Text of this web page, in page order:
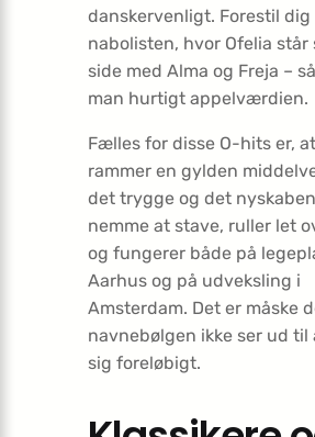
danskervenligt. Forestil dig
nabolisten, hvor Ofelia står
side med Alma og Freja –
man hurtigt appelværdien.
Fælles for disse O-hits er,
rammer en gylden
det trygge og det
nemme at stave, ruller let
og fungerer både på
Aarhus og på udveksling i
Amsterdam. Det er måske
navnebølgen ikke ser ud
sig foreløbigt.